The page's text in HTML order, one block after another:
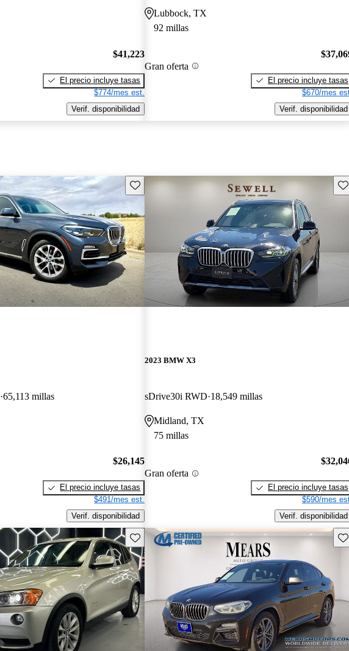
$41,223
El precio incluye tasas
$774/mes est.
Verif. disponibilidad
Lubbock, TX
92 millas
Gran oferta
El precio incluye tasas
$670/mes
Verif. disponibilidad
Guarda este Aviso
65,113 millas
$26,145
El precio incluye tasas
$491/mes est.
Verif. disponibilidad
2023 BMW X3
sDrive30i RWD 18,549 millas
Midland, TX
75 millas
Gran oferta
El precio incluye tasas
$590/mes
Verif. disponibilidad
Guarda este Aviso